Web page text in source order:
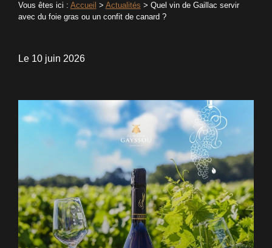
Vous êtes ici : Accueil > Actualités > Quel vin de Gaillac servir
avec du foie gras ou un confit de canard ?
Le 10 juin 2026